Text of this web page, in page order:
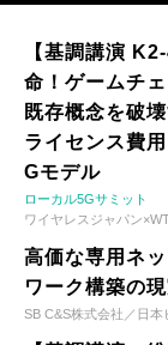
【基調講演
命！ゲームチ
既存概念を破
ライセンス費
Gモデル
ローカル5Gサミット
ワイヤレスジャパン
高価な専用ネ
ワーク構築の
SB C&S株式会社／日